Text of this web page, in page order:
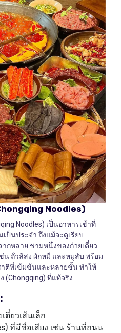
Noodles)
Noodles) เป็นอาหารเช้าที่
ป็นประจำ ถึงแม้จะดูเรียบ
กหลาย ชามหนึ่งของก๋วยเตี๋ยว
ช่น ถั่วลิสง ผักหมี่ และหมูสับ พร้อม
ติที่เข้มข้นและหลายชั้น ทำให้
ที่แท้จริง
:
ตี๋ยวเส้นเล็ก
ที่มีชื่อเสียง เช่น ร้านที่ถนน